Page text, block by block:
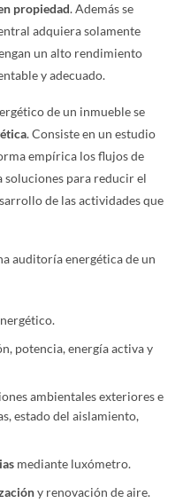
propiedad. Además se
adquiera solamente
un alto rendimiento
y adecuado.
de un inmueble se
. Consiste en un estudio
empírica los flujos de
soluciones para reducir el
de las actividades que
auditoría energética de un
potencia, energía activa y
ambientales exteriores e
estado del aislamiento,
mediante luxómetro.
y renovación de aire.